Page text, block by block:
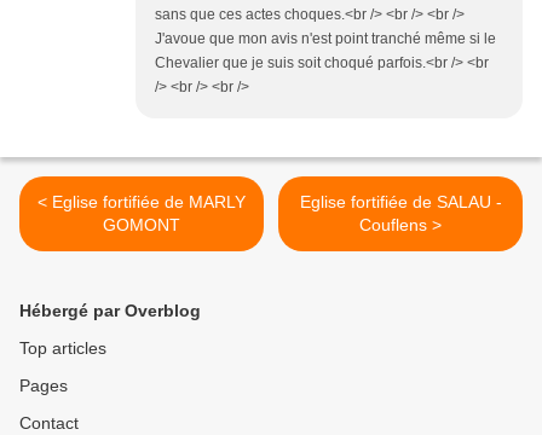
sans que ces actes choques.<br /> <br /> <br />
J'avoue que mon avis n'est point tranché même si le
Chevalier que je suis soit choqué parfois.<br /> <br
/> <br /> <br />
< Eglise fortifiée de MARLY
GOMONT
Eglise fortifiée de SALAU -
Couflens >
Hébergé par Overblog
Top articles
Pages
Contact